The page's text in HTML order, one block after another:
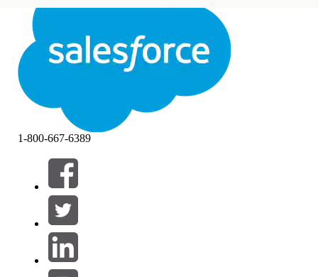
Luk
Filtre (0)
VÆLG FILTRE
Produktområde
1-800-667-6389